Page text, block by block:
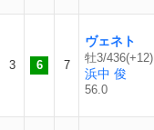
3 6 7
ヴェネト
牡3/436(+12)
浜中 俊
56.0